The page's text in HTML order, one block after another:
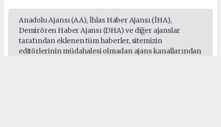
Anadolu Ajansı (AA), İhlas Haber Ajansı (İHA),
Demirören Haber Ajansı (DHA) ve diğer ajanslar
tarafından eklenen tüm haberler, sitemizin
editörlerinin müdahalesi olmadan ajans kanallarından